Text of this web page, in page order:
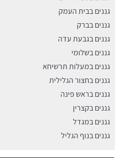
גננים בבית העמק
גננים בברק
גננים בגבעת עדה
גננים בשלומי
גננים במעלות תרשיחא
גננים בחצור הגלילית
גננים בראש פינה
גננים בקצרין
גננים במגדל
גננים בנוף הגליל